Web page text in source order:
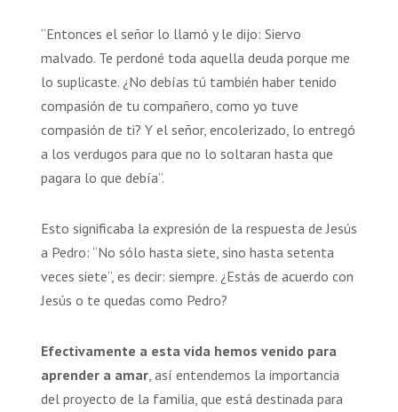
“Entonces el señor lo llamó y le dijo: Siervo
malvado. Te perdoné toda aquella deuda porque me
lo suplicaste. ¿No debías tú también haber tenido
compasión de tu compañero, como yo tuve
compasión de ti? Y el señor, encolerizado, lo entregó
a los verdugos para que no lo soltaran hasta que
pagara lo que debía”.
Esto significaba la expresión de la respuesta de Jesús
a Pedro: “No sólo hasta siete, sino hasta setenta
veces siete”, es decir: siempre. ¿Estás de acuerdo con
Jesús o te quedas como Pedro?
Efectivamente a esta vida hemos venido para
aprender a amar, así entendemos la importancia
del proyecto de la familia, que está destinada para